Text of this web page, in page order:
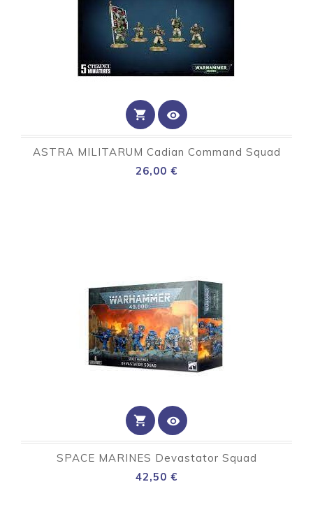
shopping_cart visibility
ASTRA MILITARUM Cadian Command Squad
26,00 €
shopping_cart visibility
SPACE MARINES Devastator Squad
42,50 €